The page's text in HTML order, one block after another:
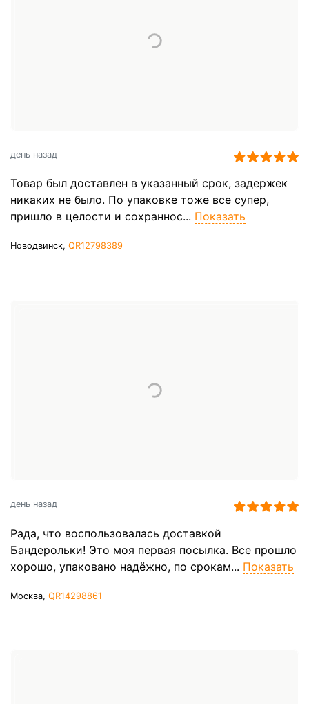
день назад
Товар был доставлен в указанный срок, задержек
никаких не было. По упаковке тоже все супер,
пришло в целости и сохраннос... Показать
Новодвинск, QR12798389
день назад
Рада, что воспользовалась доставкой
Бандерольки! Это моя первая посылка. Все прошло
хорошо, упаковано надёжно, по срокам... Показать
Москва, QR14298861